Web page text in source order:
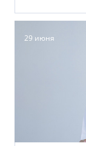
29 июня